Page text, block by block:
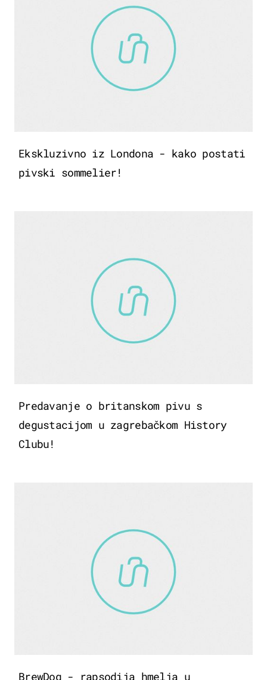
Ekskluzivno iz Londona - kako postati
pivski sommelier!
Predavanje o britanskom pivu s
degustacijom u zagrebačkom History
Clubu!
BrewDog - rapsodija hmelja u